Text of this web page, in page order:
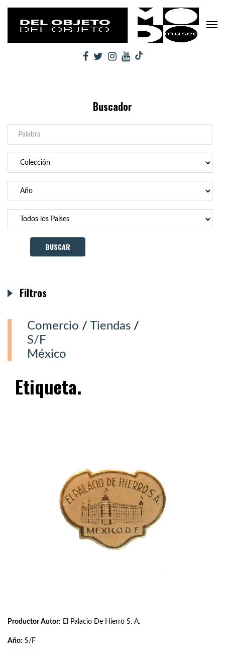
Buscador
Comercio / Tiendas /
S/F
México
Etiqueta.
Productor Autor: El Palacio De Hierro S. A.
Año: S/F
Filtros